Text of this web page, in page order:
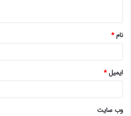
نام*
ایمیل*
وب‌ سایت